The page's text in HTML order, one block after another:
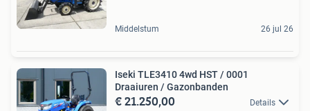
Middelstum 26 jul 26
Iseki TLE3410 4wd HST / 0001
Draaiuren / Gazonbanden
€ 21.250,00 Details